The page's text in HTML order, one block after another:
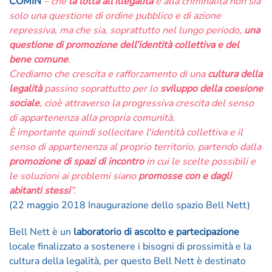
solo una questione di ordine pubblico e di azione
repressiva, ma che sia, soprattutto nel lungo periodo, una
questione di promozione dell’identità collettiva e del
bene comune.
Crediamo che crescita e rafforzamento di unacultura della
legalitàpassino soprattutto per losviluppo della coesione
sociale, cioè attraverso la progressiva crescita del senso
di appartenenza alla propria comunità.
È importante quindi sollecitare l'identità collettiva e il
senso di appartenenza al proprio territorio, partendo dalla
promozione di spazi di incontroin cui le scelte possibili e
le soluzioni ai problemi sianopromosse con e dagli
abitanti stessi”.
(22 maggio 2018 Inaugurazione dello spazio Bell Nett)
Bell Nett è un laboratorio di ascolto e partecipazione
locale finalizzato a sostenere i bisogni di prossimità e la
cultura della legalità, per questo Bell Nett è destinato